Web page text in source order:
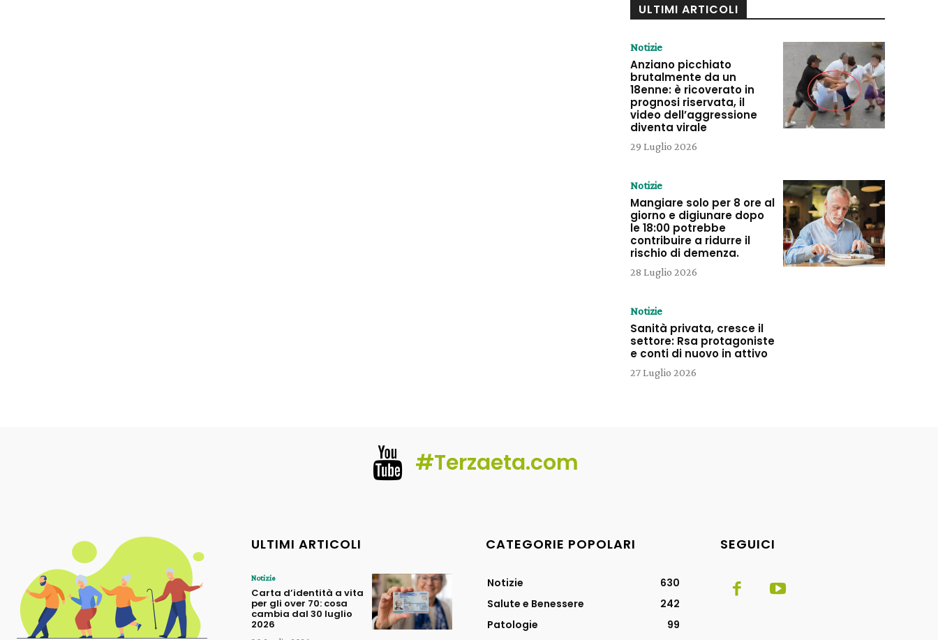
ULTIMI ARTICOLI
Notizie
Anziano picchiato
brutalmente da un
18enne: è ricoverato in
prognosi riservata, il
video dell’aggressione
diventa virale
29 Luglio 2026
Notizie
Mangiare solo per 8 ore al
giorno e digiunare dopo
le 18:00 potrebbe
contribuire a ridurre il
rischio di demenza.
28 Luglio 2026
Notizie
Sanità privata, cresce il
settore: Rsa protagoniste
e conti di nuovo in attivo
27 Luglio 2026
#Terzaeta.com
ULTIMI ARTICOLI
Notizie
Carta d’identità a vita
per gli over 70: cosa
cambia dal 30 luglio
2026
CATEGORIE POPOLARI
Notizie
630
Salute e Benessere
242
Patologie
99
SEGUICI